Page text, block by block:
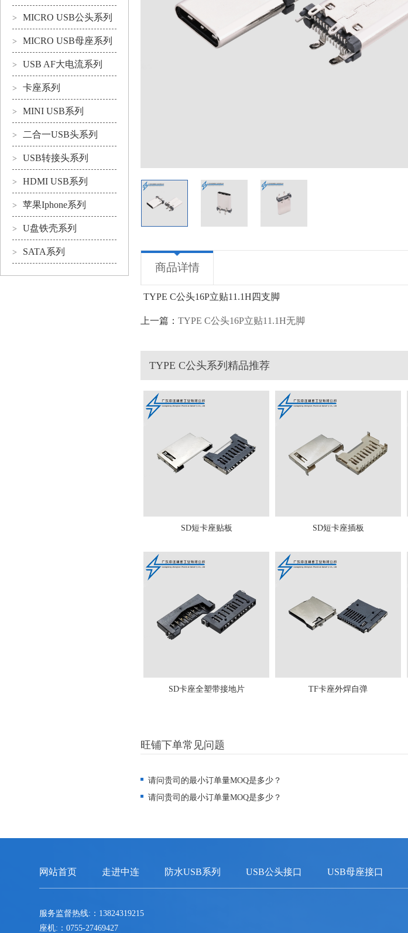
> MICRO USB公头系列
> MICRO USB母座系列
> USB AF大电流系列
> 卡座系列
> MINI USB系列
> 二合一USB头系列
> USB转接头系列
> HDMI USB系列
> 苹果Iphone系列
> U盘铁壳系列
> SATA系列
商品详情
TYPE C公头16P立贴11.1H四支脚
上一篇： TYPE C公头16P立贴11.1H无脚
TYPE C公头系列精品推荐
SD短卡座贴板 SD短卡座插板
SD卡座全塑带接地片 TF卡座外焊自弹
旺铺下单常见问题
请问贵司的最小订单量MOQ是多少？
请问贵司的最小订单量MOQ是多少？
网站首页 走进中连 防水USB系列 USB公头接口 USB母座接口
服务监督热线:：13824319215
座机:：0755-27469427